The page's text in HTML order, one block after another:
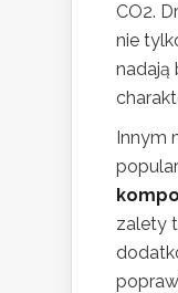
CO2.
nie
nadają
Innym
zalety